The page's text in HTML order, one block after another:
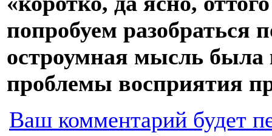
попробуем разобраться
остроумная мысль была
проблемы восприятия
Ваш комментарий будет